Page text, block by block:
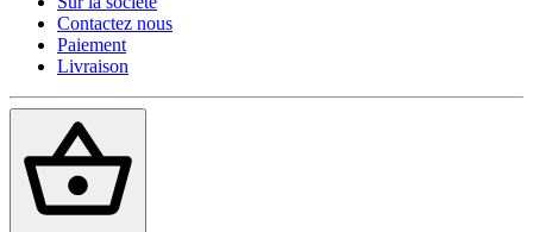
Contactez nous
Paiement
Livraison